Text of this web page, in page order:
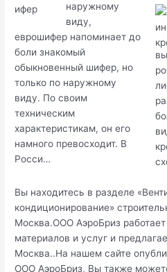
наружному
виду,
еврошифер напоминает до
боли знакомый
обыкновенный шифер, но
только по наружному
виду. По своим
техническим
характеристикам, он его
намного превосходит. В
Росси…
Вы находитесь в разделе
кондиционирование»
Москва.ООО АэроБриз
материалов и услуг и
Москва..На нашем сайте
ООО АэроБриз, Вы также